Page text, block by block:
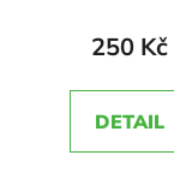
5,0
z
250 Kč
DETAIL